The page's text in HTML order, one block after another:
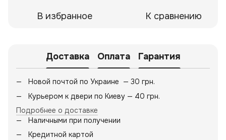
В избранное К сравнению
Доставка Оплата Гарантия
Новой почтой по Украине — 30 грн.
Курьером к двери по Киеву — 40 грн.
Подробнее о доставке
Наличными при получении
Кредитной картой